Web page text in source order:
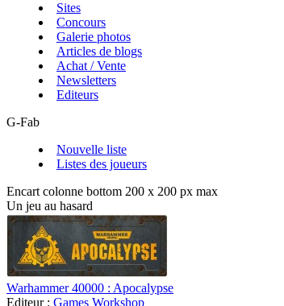
Sites
Concours
Galerie photos
Articles de blogs
Achat / Vente
Newsletters
Editeurs
G-Fab
Nouvelle liste
Listes des joueurs
Encart colonne bottom 200 x 200 px max
Un jeu au hasard
Warhammer 40000 : Apocalypse
Editeur : Games Workshop